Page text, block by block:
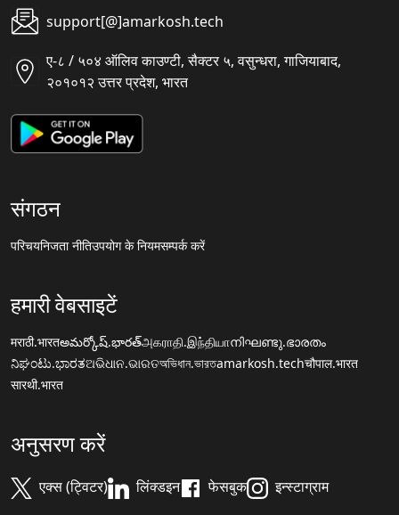
support[@]amarkosh.tech
ए-८ / ५०४ ऑलिव काउण्टी, सैक्टर ५, वसुन्धरा, गाजियाबाद,
२०१०१२ उत्तर प्रदेश, भारत
संगठन
परिचयनिजता नीतिउपयोग के नियमसम्पर्क करें
हमारी वेबसाइटें
मराठी.भारतఅమర్కోష్.భారత్அகராதி.இந்தியாനിഘണ്ടു.ഭാരതം
ನಿಘಂಟು.ಭಾರತଅଭିଧାନ.ଭାରତঅভিধান.ভারতamarkosh.techचौपाल.भारत
सारथी.भारत
अनुसरण करें
एक्स (ट्विटर) लिंक्डइन फेसबुक इन्स्टाग्राम